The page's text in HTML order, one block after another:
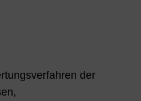
der